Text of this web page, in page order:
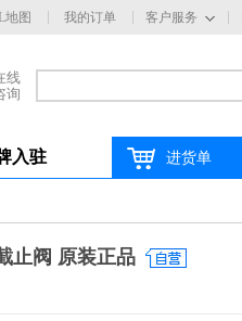
客户服务
地图 我的订单
线
询
入驻 进货单
止阀 原装正品